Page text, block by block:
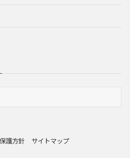
護方針 サイトマップ